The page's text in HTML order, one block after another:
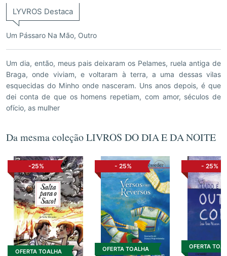
LYVROS Destaca
Um Pássaro Na Mão, Outro
Um dia, então, meus pais deixaram os Pelames, ruela antiga de
Braga, onde viviam, e voltaram à terra, a uma dessas vilas
esquecidas do Minho onde nasceram. Uns anos depois, é que
dei conta de que os homens repetiam, com amor, séculos de
ofício, as mulher
Da mesma coleção LIVROS DO DIA E DA NOITE
-25%
OFERTA TOALHA
- 25%
OFERTA TOALHA
- 25%
OFERTA